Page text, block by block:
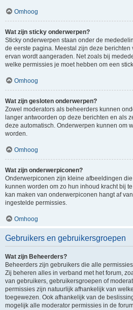
Omhoog
Wat zijn sticky onderwerpen?
Sticky onderwerpen staan onder de
de eerste pagina. Meestal zijn deze
ervan wordt aangeraden. Net zoals bij
welke permissies je moet hebben om een
Omhoog
Wat zijn gesloten onderwerpen?
Zowel moderators als beheerders kunnen
langer antwoorden op deze berichten en als
deze automatisch. Onderwerpen kunnen om
worden.
Omhoog
Wat zijn onderwerpiconen?
Onderwerpiconen zijn kleine afbeeldingen
kunnen worden om zo hun inhoud kracht bij
kan maken van onderwerpiconen hangt af
ingestelde permissies.
Omhoog
Gebruikers en gebruikersgroepen
Wat zijn Beheerders?
Beheerders zijn gebruikers die alle
Zij beheren alles in verband met het forum,
van gebruikers, gebruikersgroepen of
permissies zijn natuurlijk afhankelijk van
toegewezen. Ook afhankelijk van de
mogelijk alle moderator permissies in de